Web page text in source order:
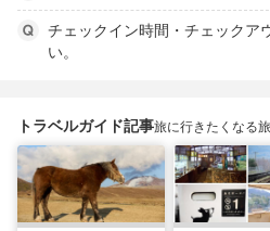
チェックイン時間・チェックア
い。
トラベルガイド記事旅に行きたくなる